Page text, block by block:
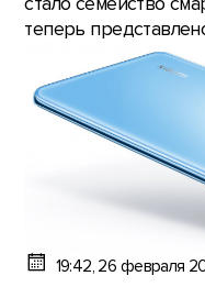
теперь
19:42, 26 февраля